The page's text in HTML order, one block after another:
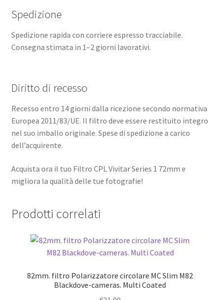
Spedizione
Spedizione rapida con corriere espresso tracciabile.
Consegna stimata in 1–2 giorni lavorativi.
Diritto di recesso
Recesso entro 14 giorni dalla ricezione secondo normativa
Europea 2011/83/UE. Il filtro deve essere restituito integro
nel suo imballo originale. Spese di spedizione a carico
dell’acquirente.
Acquista ora il tuo Filtro CPL Vivitar Series 1 72mm e
migliora la qualità delle tue fotografie!
Prodotti correlati
82mm. filtro Polarizzatore circolare MC Slim M82
Blackdove-cameras. Multi Coated